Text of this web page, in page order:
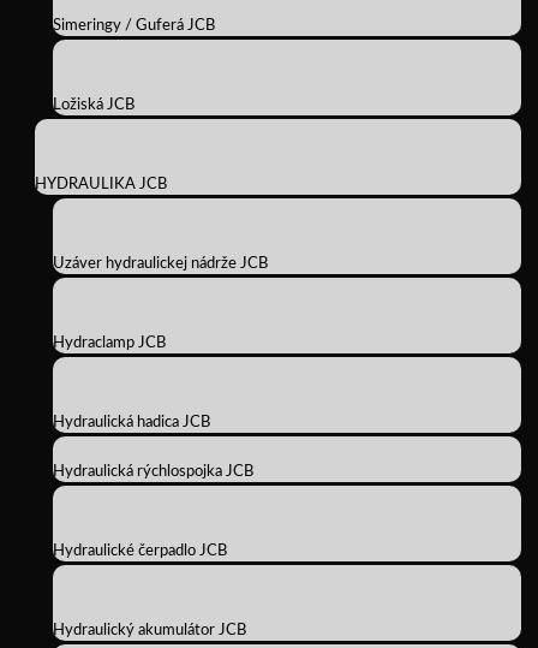
Simeringy / Guferá JCB
Ložiská JCB
HYDRAULIKA JCB
Uzáver hydraulickej nádrže JCB
Hydraclamp JCB
Hydraulická hadica JCB
Hydraulická rýchlospojka JCB
Hydraulické čerpadlo JCB
Hydraulický akumulátor JCB